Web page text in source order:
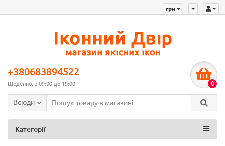
грн
+380683894522
Щоденно, з 09:00 до 19:00 0
Всюди
Категорії